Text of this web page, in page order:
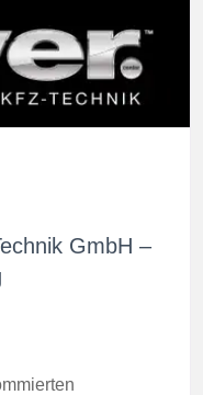
GmbH –